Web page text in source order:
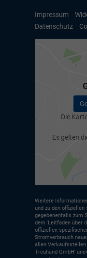
Impressum
Datenschutz
Die
Es gelten
Weitere
und zu den offiziellen
gegebenenfalls zum
dem 'Leitfaden über
offiziellen
Stromverbrauch
allen Verkaufsstellen
Treuhand GmbH'